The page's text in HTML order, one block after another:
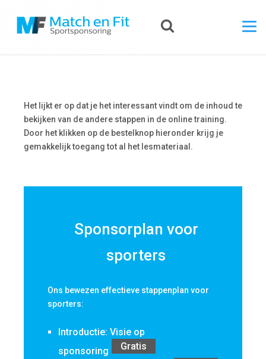
Het lijkt er op dat je het interessant vindt om de inhoud te
bekijken van de andere stappen in de online training.
Door het klikken op de bestelknop hieronder krijg je
gemakkelijk toegang tot al het lesmateriaal.
Sponsorplan voor
sporters
Ons bewezen effectieve stappenplan voor
sporters:
Introductie: Visie op
sponsoring
Gratis